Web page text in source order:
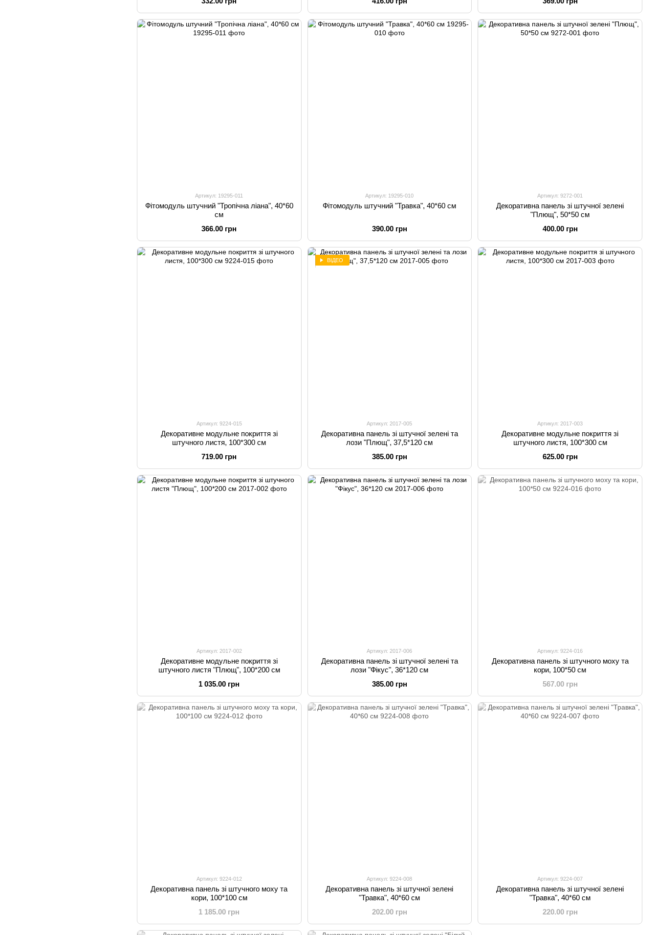
Артикул: 19295-011
Фітомодуль штучний "Тропічна ліана", 40*60
см
366.00 грн
Артикул: 19295-010
Фітомодуль штучний "Травка", 40*60 см
390.00 грн
Артикул: 9272-001
Декоративна панель зі штучної зелені
"Плющ", 50*50 см
400.00 грн
Артикул: 9224-015
Декоративне модульне покриття зі
штучного листя, 100*300 см
719.00 грн
ВІДЕО
Артикул: 2017-005
Декоративна панель зі штучної зелені та
лози "Плющ", 37,5*120 см
385.00 грн
Артикул: 2017-003
Декоративне модульне покриття зі
штучного листя, 100*300 см
625.00 грн
Артикул: 2017-002
Декоративне модульне покриття зі
штучного листя "Плющ", 100*200 см
1 035.00 грн
Артикул: 2017-006
Декоративна панель зі штучної зелені та
лози "Фікус", 36*120 см
385.00 грн
Артикул: 9224-016
Декоративна панель зі штучного моху та
кори, 100*50 см
567.00 грн
Артикул: 9224-012
Декоративна панель зі штучного моху та
кори, 100*100 см
1 185.00 грн
Артикул: 9224-008
Декоративна панель зі штучної зелені
"Травка", 40*60 см
202.00 грн
Артикул: 9224-007
Декоративна панель зі штучної зелені
"Травка", 40*60 см
220.00 грн